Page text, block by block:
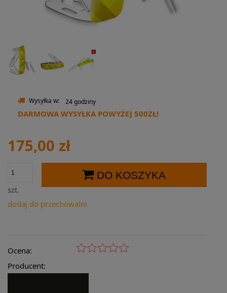
Wysyłka w: 24 godziny
DARMOWA WYSYŁKA POWYŻEJ 500ZŁ!
175,00 zł
szt.
DO KOSZYKA
dodaj do przechowalni
Ocena:
Producent: